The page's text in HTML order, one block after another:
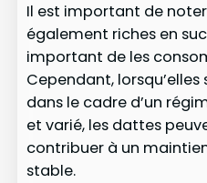
Il est important de
également riches en
important de les
Cependant,
dans le cadre d’un
et varié, les dattes
contribuer à un
stable.